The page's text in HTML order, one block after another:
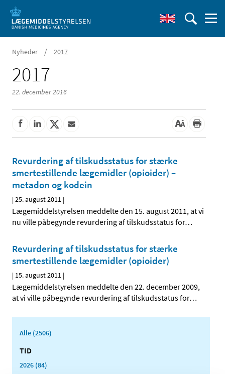
Nyheder / 2017
2017
22. december 2016
Revurdering af tilskudsstatus for stærke
smertestillende lægemidler (opioider) –
metadon og kodein
|25. august 2011 |
Lægemiddelstyrelsen meddelte den 15. august 2011, at vi
nu ville påbegynde revurdering af tilskudsstatus for…
Revurdering af tilskudsstatus for stærke
smertestillende lægemidler (opioider)
| 15. august 2011 |
Lægemiddelstyrelsen meddelte den 22. december 2009,
at vi ville påbegynde revurdering af tilskudsstatus for…
Alle (2506)
TID
2026 (84)